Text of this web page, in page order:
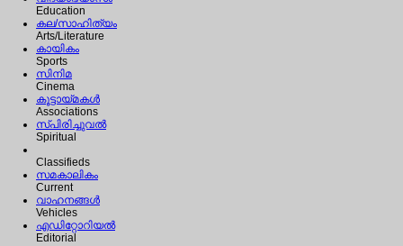
Education
കല/സാഹിത്യം
Arts/Literature
കായികം
Sports
സിനിമ
Cinema
കൂട്ടായ്മകള്‍
Associations
സ്പിരിച്ചുവല്‍
Spiritual
Classifieds
സമകാലികം
Current
വാഹനങ്ങള്‍
Vehicles
എഡിറ്റോറിയല്‍
Editorial